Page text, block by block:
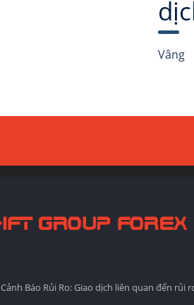
Vâng
Cảnh Báo Rủi Ro: Giao dịch liên quan đến